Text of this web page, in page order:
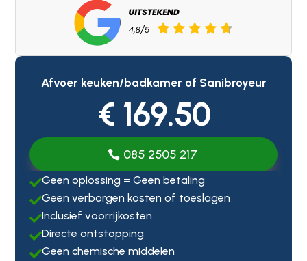
Afvoer keuken/badkamer of Sanibroyeur
€ 169.50
085 2505 217
Geen oplossing = Geen betaling
Geen verborgen kosten of toeslagen
Inclusief voorrijkosten
Directe ontstopping
Geen chemische middelen